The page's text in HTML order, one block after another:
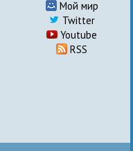
Мой мир
Twitter
Youtube
RSS